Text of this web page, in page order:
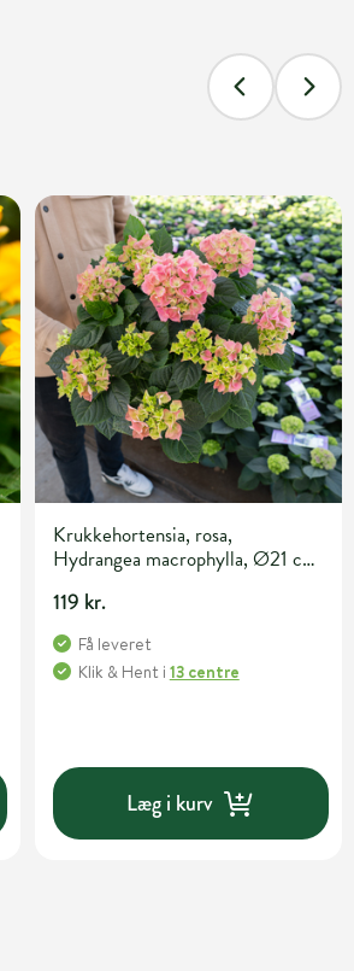
Krukkehortensia, rosa,
Hydrangea macrophylla, Ø21 cm
119 kr.
Få leveret
Klik & Hent i 13 centre
Læg i kurv